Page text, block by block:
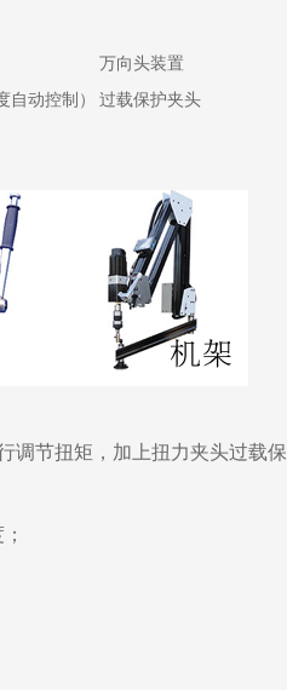
万向头装置
自动控制）
过载保护夹头
调节扭矩，加上扭力夹头过载保